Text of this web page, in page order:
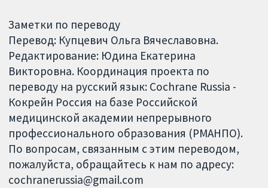
Заметки по переводу
Перевод: Купцевич Ольга Вячеславовна.
Редактирование: Юдина Екатерина
Викторовна. Координация проекта по
переводу на русский язык: Cochrane Russia -
Кокрейн Россия на базе Российской
медицинской академии непрерывного
профессионального образования (РМАНПО).
По вопросам, связанным с этим переводом,
пожалуйста, обращайтесь к нам по адресу:
cochranerussia@gmail.com